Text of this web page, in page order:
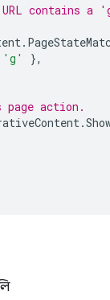
URL contains
.
'g'
},
page action.
.